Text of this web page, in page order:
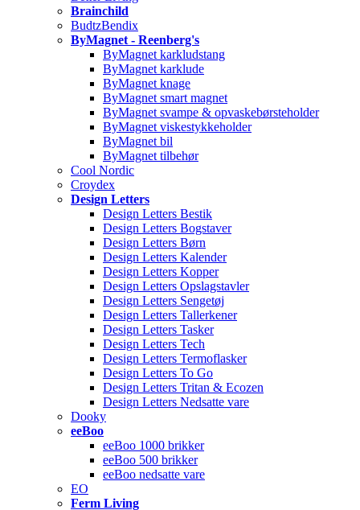
Brainchild
BudtzBendix
ByMagnet - Reenberg's
ByMagnet karkludstang
ByMagnet karklude
ByMagnet knage
ByMagnet smart magnet
ByMagnet svampe & opvaskebørsteholder
ByMagnet viskestykkeholder
ByMagnet bil
ByMagnet tilbehør
Cool Nordic
Croydex
Design Letters
Design Letters Bestik
Design Letters Bogstaver
Design Letters Børn
Design Letters Kalender
Design Letters Kopper
Design Letters Opslagstavler
Design Letters Sengetøj
Design Letters Tallerkener
Design Letters Tasker
Design Letters Tech
Design Letters Termoflasker
Design Letters To Go
Design Letters Tritan & Ecozen
Design Letters Nedsatte vare
Dooky
eeBoo
eeBoo 1000 brikker
eeBoo 500 brikker
eeBoo nedsatte vare
EO
Ferm Living